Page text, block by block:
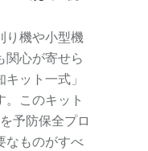
り機や小型機
関心が寄せら
ット一式」
。このキット
予防保全プロ
なものがすべ